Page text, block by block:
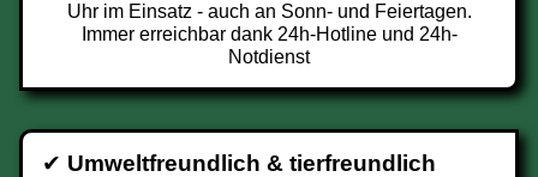
Uhr im Einsatz - auch an Sonn- und Feiertagen.
Immer erreichbar dank 24h-Hotline und 24h-
Notdienst
✔ Umweltfreundlich & tierfreundlich